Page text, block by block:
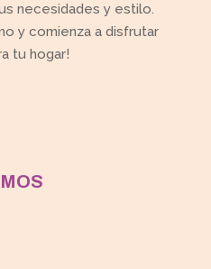
necesidades y estilo.
y comienza a disfrutar
tu hogar!